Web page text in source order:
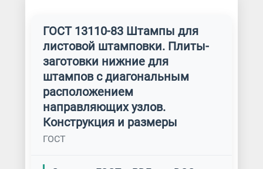
ГОСТ 13110-83 Штампы для
листовой штамповки. Плиты-
заготовки нижние для
штампов с диагональным
расположением
направляющих узлов.
Конструкция и размеры
ГОСТ